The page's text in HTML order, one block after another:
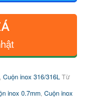
Cuộn inox 316/316L Từ
inox 0.7mm, Cuộn inox